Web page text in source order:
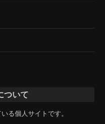
ついて
る個人サイトです。